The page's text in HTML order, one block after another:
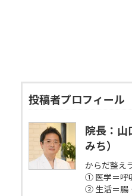
投稿者プロフィール
院長：山
みち）
からだ整え
① 医学＝呼
② 生活＝腸